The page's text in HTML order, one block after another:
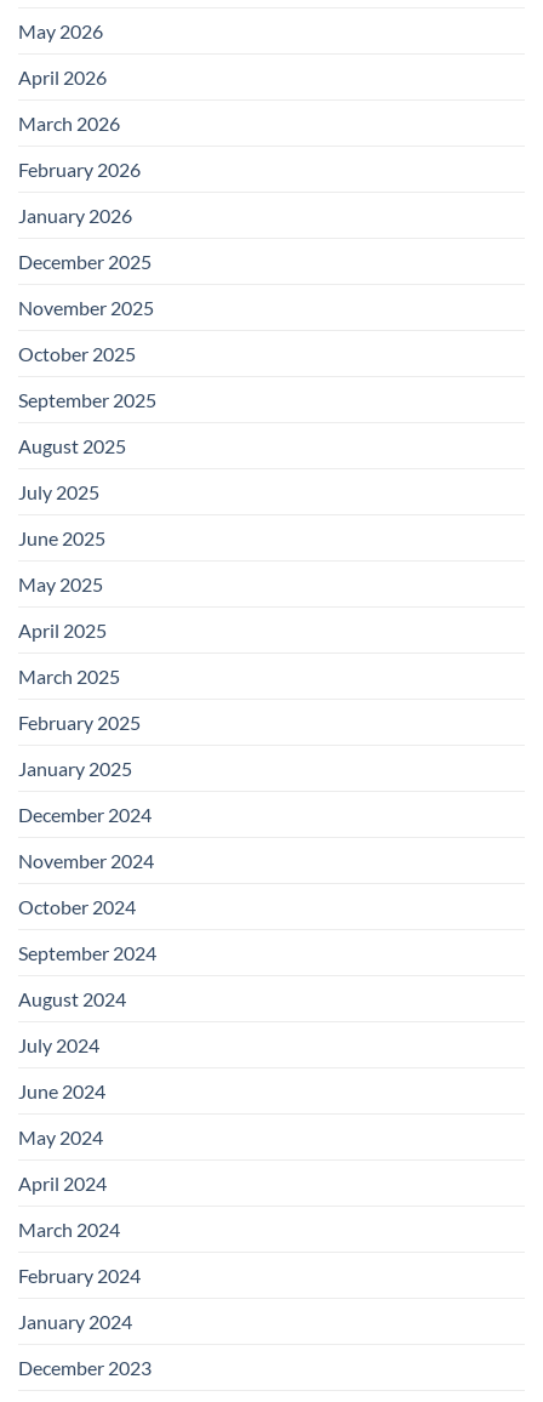
May 2026
April 2026
March 2026
February 2026
January 2026
December 2025
November 2025
October 2025
September 2025
August 2025
July 2025
June 2025
May 2025
April 2025
March 2025
February 2025
January 2025
December 2024
November 2024
October 2024
September 2024
August 2024
July 2024
June 2024
May 2024
April 2024
March 2024
February 2024
January 2024
December 2023